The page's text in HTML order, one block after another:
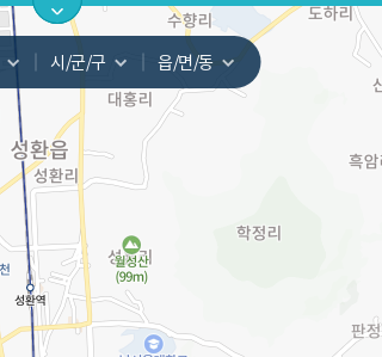
경제 지도
경매
플러스
원클릭 리포트
서비스개발문의
유튜브
시/군/구 읍/면/동